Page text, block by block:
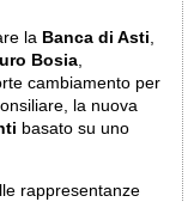
la Banca di Asti,
Bosia,
cambiamento per
la nuova
basato su uno
rappresentanze